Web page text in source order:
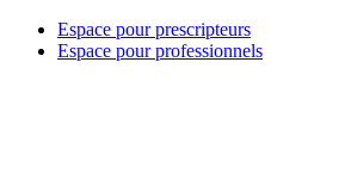
Espace pour prescripteurs
Espace pour professionnels